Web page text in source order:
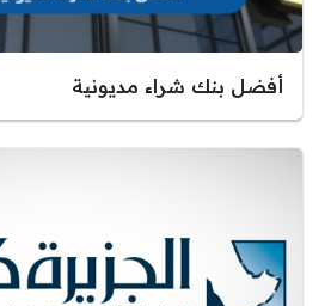
أفضل بنك شراء مديونية